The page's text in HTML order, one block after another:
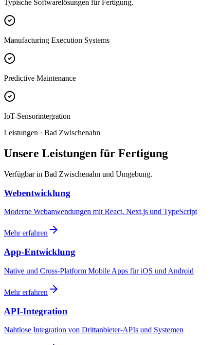
Typische Softwarelösungen für Fertigung.
Manufacturing Execution Systems
Predictive Maintenance
IoT-Sensorintegration
Leistungen · Bad Zwischenahn
Unsere Leistungen für Fertigung
Verfügbar in Bad Zwischenahn und Umgebung.
Webentwicklung
Moderne Webanwendungen mit React, Next.js und TypeScript
Mehr erfahren
App-Entwicklung
Native und Cross-Platform Mobile Apps für iOS und Android
Mehr erfahren
API-Integration
Nahtlose Integration von Drittanbieter-APIs und Systemen